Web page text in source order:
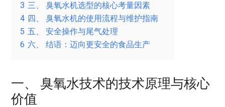
3 三、 臭氧水机选型的核心考量因素
4 四、 臭氧水机的使用流程与维护指南
5 五、 安全操作与尾气处理
6 六、 结语：迈向更安全的食品生产
一、 臭氧水技术的技术原理与核心
价值